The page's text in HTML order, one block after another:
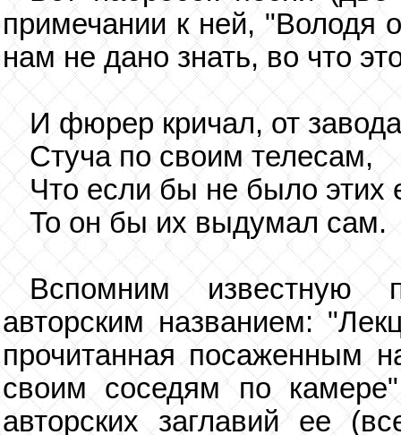
примечании к ней, "Володя
нам не дано знать, во что
И фюрер кричал, от
Стуча по своим телесам,
Что если бы не было этих
То он бы их выдумал сам.
Вспомним
авторским названием:
прочитанная посаженным
своим соседям по
авторских заглавий ее